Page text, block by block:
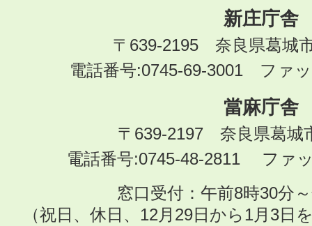
新庄庁舎
〒639-2195 奈良県葛城
電話番号:0745-69-3001 ファ
當麻庁舎
〒639-2197 奈良県葛城
電話番号:0745-48-2811 ファ
窓口受付：午前8時30分
（祝日、休日、12月29日から1月3日